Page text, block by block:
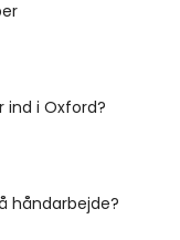
ind i Oxford?
håndarbejde?